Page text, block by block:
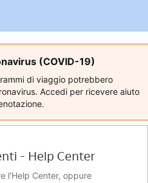
(COVID-19)
di viaggio potrebbero
Accedi per ricevere aiuto
- Help Center
l'Help Center, oppure